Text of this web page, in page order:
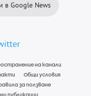
в Google News
на канали
Общи условия
за ползване
публикации